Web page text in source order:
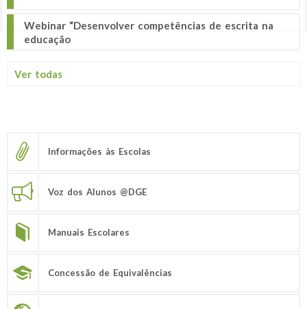
Webinar “Desenvolver competências de escrita na
educação
Ver todas
Informações às Escolas
Voz dos Alunos @DGE
Manuais Escolares
Concessão de Equivalências